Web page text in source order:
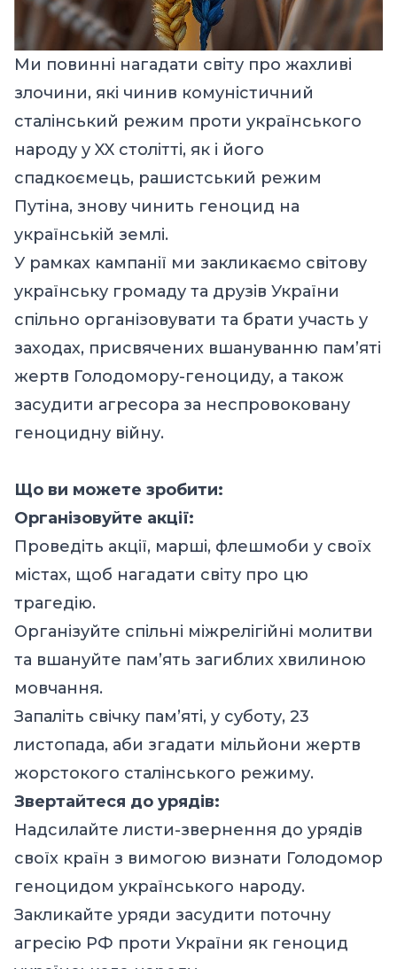
Ми повинні нагадати світу про жахливі
злочини, які чинив комуністичний
сталінський режим проти українського
народу у XX столітті, як і його
спадкоємець, рашистський режим
Путіна, знову чинить геноцид на
українській землі.
У рамках кампанії ми закликаємо світову
українську громаду та друзів України
спільно організовувати та брати участь у
заходах, присвячених вшануванню пам’яті
жертв Голодомору-геноциду, а також
засудити агресора за неспровоковану
геноцидну війну.
Що ви можете зробити:
Організовуйте акції:
Проведіть акції, марші, флешмоби у своїх
містах, щоб нагадати світу про цю
трагедію.
Організуйте спільні міжрелігійні молитви
та вшануйте пам’ять загиблих хвилиною
мовчання.
Запаліть свічку пам’яті, у суботу, 23
листопада, аби згадати мільйони жертв
жорстокого сталінського режиму.
Звертайтеся до урядів:
Надсилайте листи-звернення до урядів
своїх країн з вимогою визнати Голодомор
геноцидом українського народу.
Закликайте уряди засудити поточну
агресію РФ проти України як геноцид